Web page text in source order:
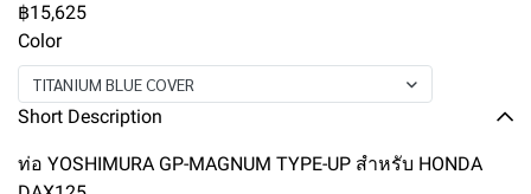
฿15,625
Color
TITANIUM BLUE COVER
Short Description
ท่อ YOSHIMURA GP-MAGNUM TYPE-UP สำหรับ HONDA